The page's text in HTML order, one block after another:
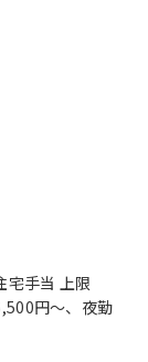
宅手当 上限
円～、夜勤